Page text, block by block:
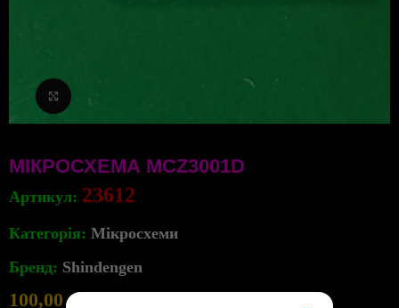
МІКРОСХЕМА MCZ3001D
Артикул: 23612
Категорія: Мікросхеми
Бренд: Shindengen
100,00грн